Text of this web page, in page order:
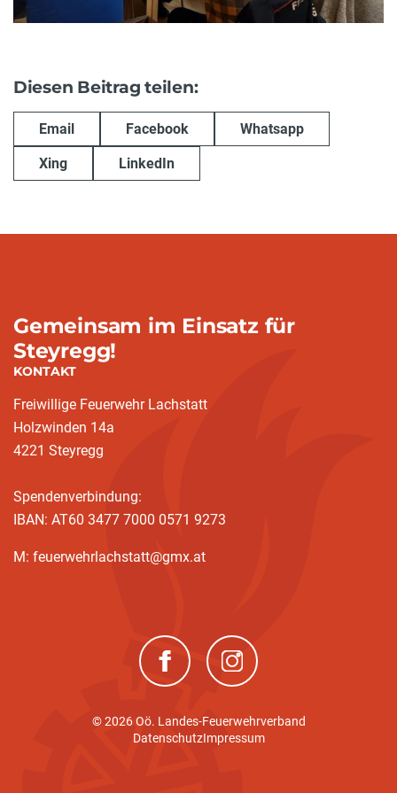
Diesen Beitrag teilen:
Email Facebook Whatsapp
Xing LinkedIn
Gemeinsam im Einsatz für
Steyregg!
KONTAKT
Freiwillige Feuerwehr Lachstatt
Holzwinden 14a
4221 Steyregg
Spendenverbindung:
IBAN: AT60 3477 7000 0571 9273
M: feuerwehrlachstatt@gmx.at
(neues Fenster)(neues Fenster)
© 2026 Oö. Landes-Feuerwehrverband
DatenschutzImpressum